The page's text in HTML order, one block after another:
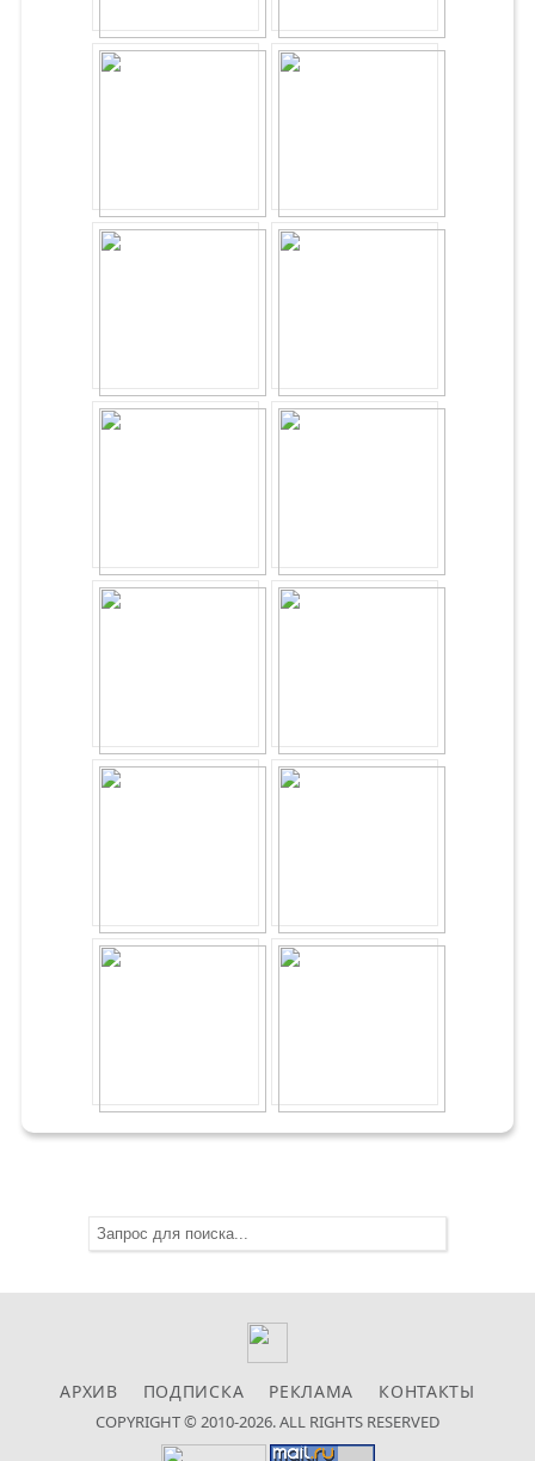
АРХИВ ПОДПИСКА РЕКЛАМА КОНТАКТЫ
COPYRIGHT © 2010-2026. ALL RIGHTS RESERVED